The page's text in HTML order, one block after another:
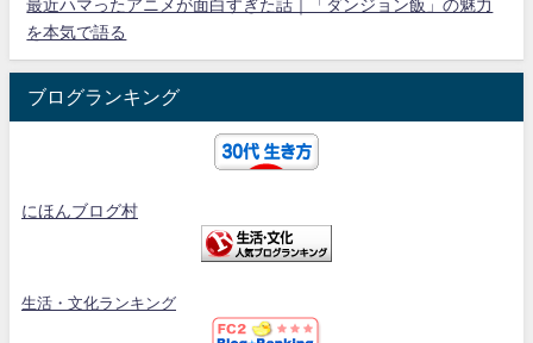
最近ハマったアニメが面白すぎた話｜「ダンジョン飯」の魅力
を本気で語る
ブログランキング
にほんブログ村
生活・文化ランキング